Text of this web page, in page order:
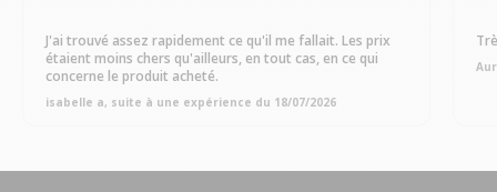
J'ai trouvé assez rapidement ce qu'il me fallait. Les prix
étaient moins chers qu'ailleurs, en tout cas, en ce qui
concerne le produit acheté.
isabelle a, suite à une expérience du 18/07/2026